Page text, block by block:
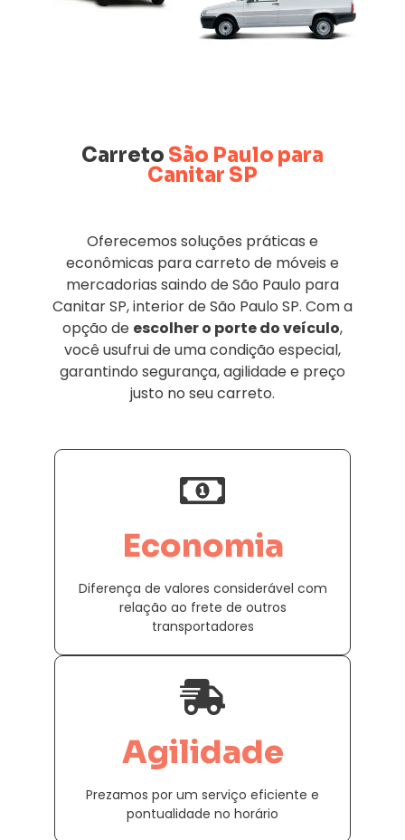
Carreto São Paulo para
Canitar SP
Oferecemos soluções práticas e
econômicas para carreto de móveis e
mercadorias saindo de São Paulo para
Canitar SP, interior de São Paulo SP. Com a
opção de escolher o porte do veículo,
você usufrui de uma condição especial,
garantindo segurança, agilidade e preço
justo no seu carreto.
Economia
Diferença de valores considerável com
relação ao frete de outros
transportadores
Agilidade
Prezamos por um serviço eficiente e
pontualidade no horário